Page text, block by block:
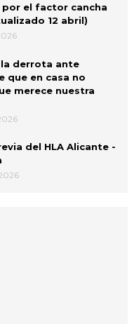
por el factor cancha
12 abril)
la derrota ante
que en casa no
merece nuestra
del HLA Alicante -